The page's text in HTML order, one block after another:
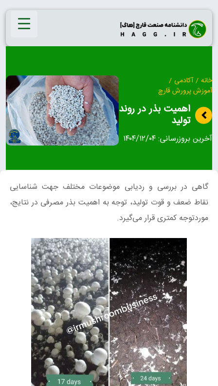
Skip
content
خانه / آکادمی /
آموزش پرورش قارچ
اهمیت بذر در روند
تولید
آخرین بروزرسانی:۱۴۰۴/۱۲/۰۴
گاهی در بررسی و ردیابی موضوعات مختلف جهت شناسایی
نقاط ضعف و قوت تولید، توجه به اهمیت بذر مصرفی در نتایج،
موردتوجه کمتری قرار می‌گیرد.